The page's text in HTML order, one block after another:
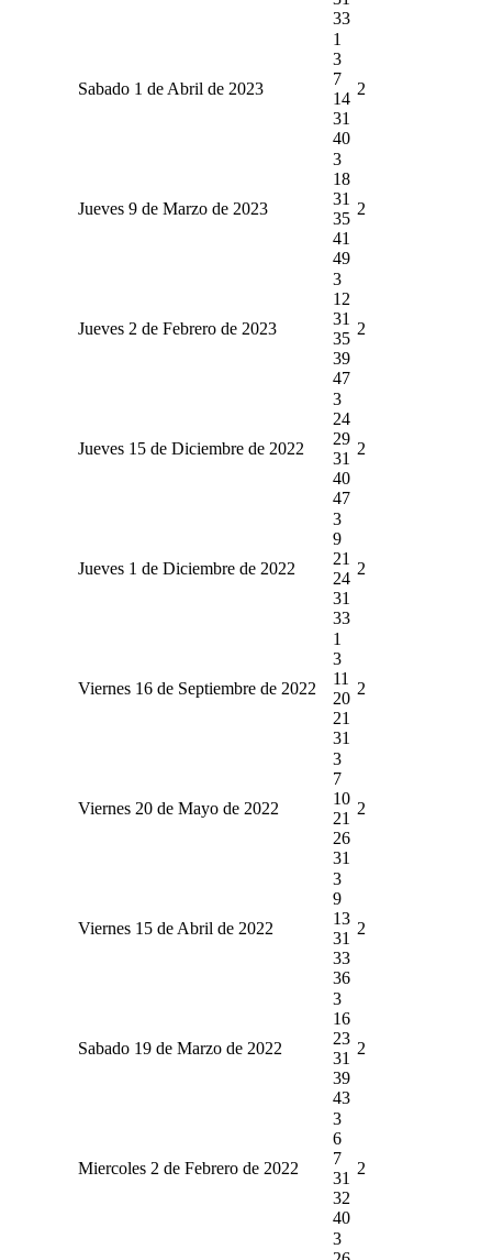
33
Sabado 1 de Abril de 2023
1
3
7
14
31
40
2
Jueves 9 de Marzo de 2023
3
18
31
35
41
49
2
Jueves 2 de Febrero de 2023
3
12
31
35
39
47
2
Jueves 15 de Diciembre de 2022
3
24
29
31
40
47
2
Jueves 1 de Diciembre de 2022
3
9
21
24
31
33
2
Viernes 16 de Septiembre de 2022
1
3
11
20
21
31
2
Viernes 20 de Mayo de 2022
3
7
10
21
26
31
2
Viernes 15 de Abril de 2022
3
9
13
31
33
36
2
Sabado 19 de Marzo de 2022
3
16
23
31
39
43
2
Miercoles 2 de Febrero de 2022
3
6
7
31
32
40
2
3